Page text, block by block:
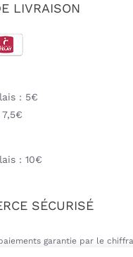
LIVRAISON
: 5€
: 10€
SÉCURISÉ
garantie par le